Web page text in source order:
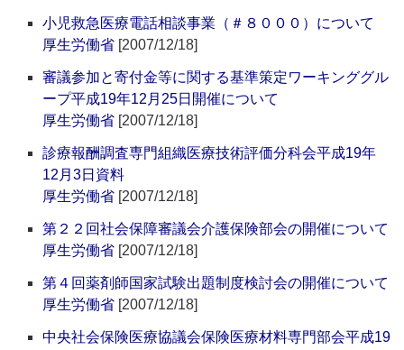
小児救急医療電話相談事業（＃８０００）について
厚生労働省 [2007/12/18]
審議参加と寄付金等に関する基準策定ワーキンググル
ープ平成19年12月25日開催について
厚生労働省 [2007/12/18]
診療報酬調査専門組織医療技術評価分科会平成19年
12月3日資料
厚生労働省 [2007/12/18]
第２２回社会保障審議会介護保険部会の開催について
厚生労働省 [2007/12/18]
第４回薬剤師国家試験出題制度検討会の開催について
厚生労働省 [2007/12/18]
中央社会保険医療協議会保険医療材料専門部会平成19